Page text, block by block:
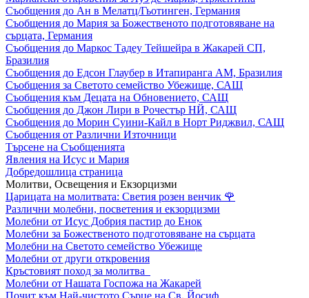
Съобщения до Ан в Мелатц/Гьотинген, Германия
Съобщения до Мария за Божественото подготовяване на
сърцата, Германия
Съобщения до Маркос Тадеу Тейшейра в Жакарей СП,
Бразилия
Съобщения до Едсон Глаубер в Итапиранга АМ, Бразилия
Съобщения за Светото семейство Убежище, САЩ
Съобщения към Децата на Обновението, САЩ
Съобщения до Джон Лири в Рочестър НЙ, САЩ
Съобщения до Морин Суини-Кайл в Норт Риджвил, САЩ
Съобщения от Различни Източници
Търсене на Съобщенията
Явления на Исус и Мария
Добредошлица страница
Молитви, Освещения и Екзорцизми
Царицата на молитвата: Светия розен венчик 🌹
Различни молебни, посветения и екзорцизми
Молебни от Исус Добрия пастир до Енок
Молебни за Божественото подготовяване на сърцата
Молебни на Светото семейство Убежище
Молебни от други откровения
Кръстовият поход за молитва
Молебни от Нашата Госпожа на Жакарей
Почит към Най-чистото Сърце на Св. Йосиф